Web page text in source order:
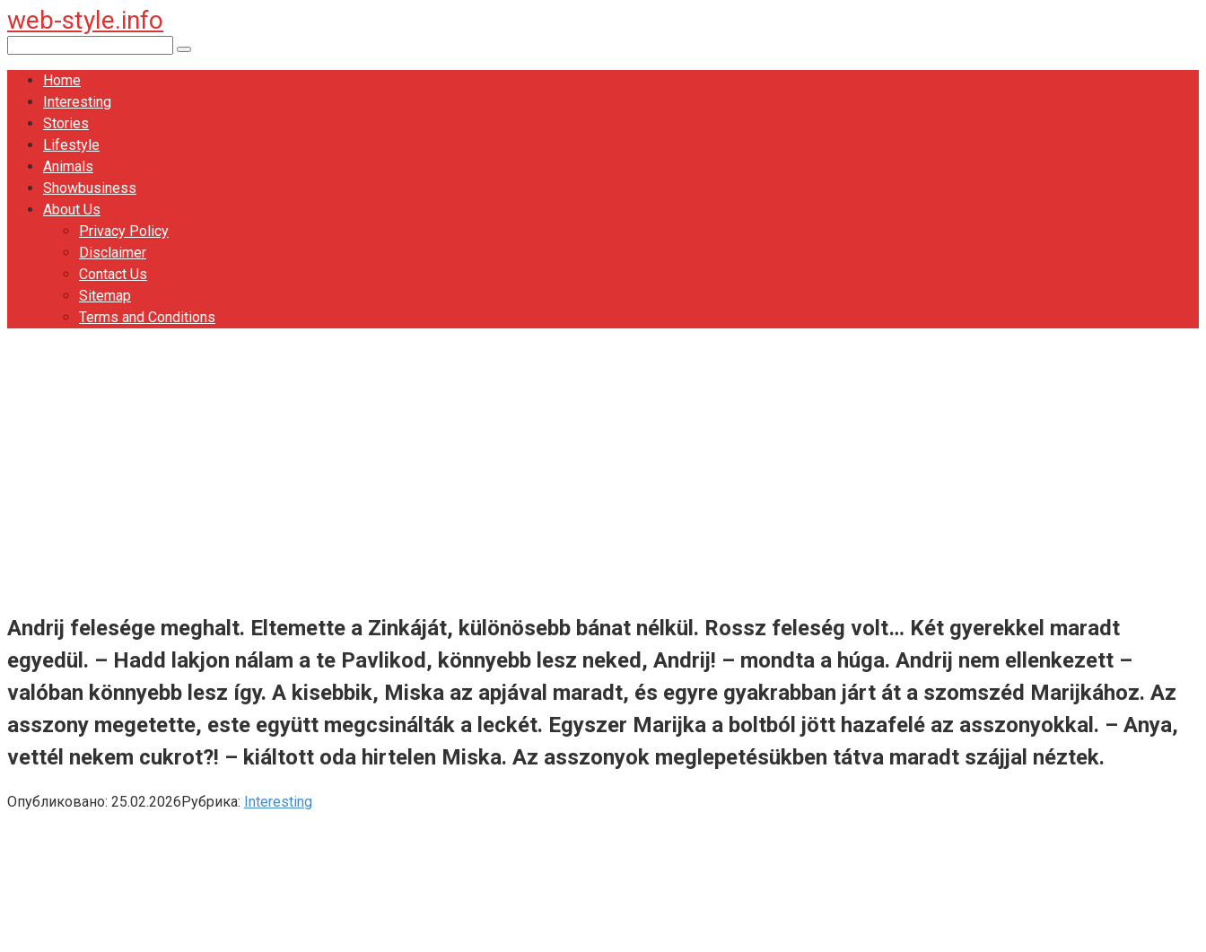
Перейти
к
контенту
web-style.info
Home
Interesting
Stories
Lifestyle
Animals
Showbusiness
About Us
Privacy Policy
Disclaimer
Contact Us
Sitemap
Terms and Conditions
Andrij felesége meghalt. Eltemette a Zinkáját, különösebb bánat nélkül. Rossz feleség volt… Két gyerekkel maradt
egyedül. – Hadd lakjon nálam a te Pavlikod, könnyebb lesz neked, Andrij! – mondta a húga. Andrij nem ellenkezett –
valóban könnyebb lesz így. A kisebbik, Miska az apjával maradt, és egyre gyakrabban járt át a szomszéd Marijkához. Az
asszony megetette, este együtt megcsinálták a leckét. Egyszer Marijka a boltból jött hazafelé az asszonyokkal. – Anya,
vettél nekem cukrot?! – kiáltott oda hirtelen Miska. Az asszonyok meglepetésükben tátva maradt szájjal néztek.
Опубликовано: 25.02.2026Рубрика: Interesting